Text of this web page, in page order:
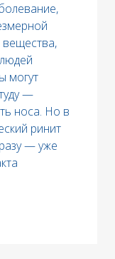
могут
—
носа. Но в
ринит
— уже